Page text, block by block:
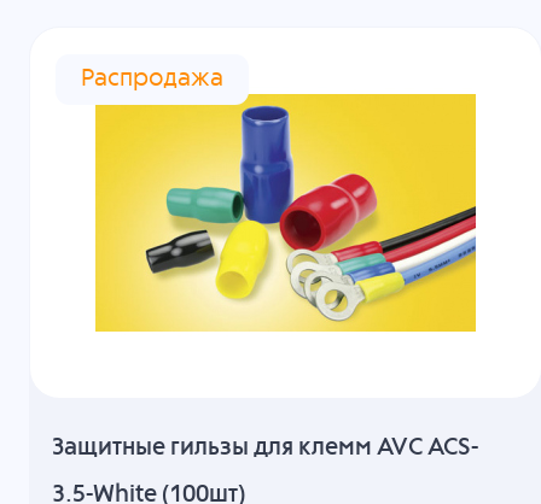
Распродажа
Защитные гильзы для клемм AVC ACS-
3.5-White (100шт)